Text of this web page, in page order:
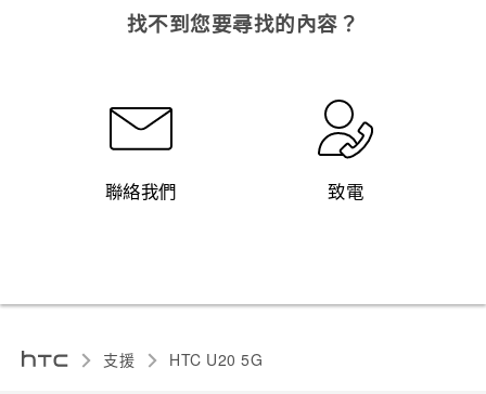
找不到您要尋找的內容？
聯絡我們 致電
支援 ‎HTC U20 5G‎